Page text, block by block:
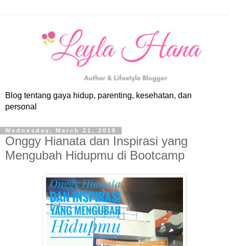
Blog tentang gaya hidup, parenting, kesehatan, dan
personal
Wednesday, March 21, 2018
Onggy Hianata dan Inspirasi yang
Mengubah Hidupmu di Bootcamp